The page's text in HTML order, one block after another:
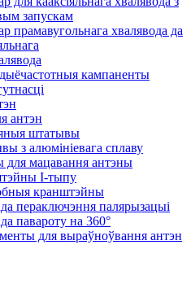
запускам
прамавугольнага хвалявода да
кампаненты
антэн
штатывы
з алюмініевага сплаву
мацавання антэны
I-тыпу
кранштэйны
пераключэння палярызацыі
павароту на 360°
для выраўноўвання антэн